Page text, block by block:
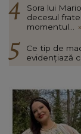
Sora lui
decesul
momentul...
»
Ce tip de
evidențiază